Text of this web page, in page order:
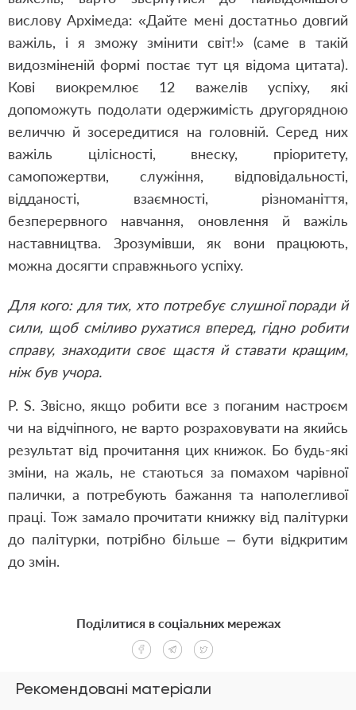
вислову Архімеда: «Дайте мені достатньо довгий
важіль, і я зможу змінити світ!» (саме в такій
видозміненій формі постає тут ця відома цитата).
Кові виокремлює 12 важелів успіху, які
допоможуть подолати одержимість другорядною
величчю й зосередитися на головній. Серед них
важіль цілісності, внеску, пріоритету,
самопожертви, служіння, відповідальності,
відданості, взаємності, різноманіття,
безперервного навчання, оновлення й важіль
наставництва. Зрозумівши, як вони працюють,
можна досягти справжнього успіху.
Для кого: для тих, хто потребує слушної поради й
сили, щоб сміливо рухатися вперед, гідно робити
справу, знаходити своє щастя й ставати кращим,
ніж був учора.
P. S. Звісно, якщо робити все з поганим настроєм
чи на відчіпного, не варто розраховувати на якийсь
результат від прочитання цих книжок. Бо будь-які
зміни, на жаль, не стаються за помахом чарівної
палички, а потребують бажання та наполегливої
праці. Тож замало прочитати книжку від палітурки
до палітурки, потрібно більше – бути відкритим
до змін.
Рекомендовані матеріали
Поділитися в соціальних мережах